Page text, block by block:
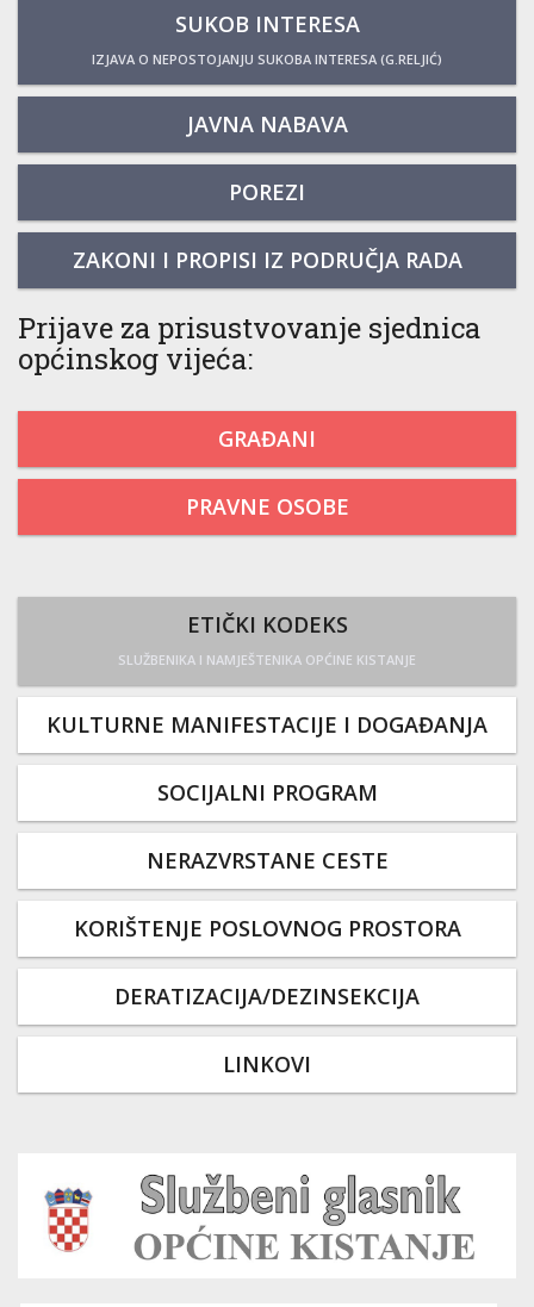
SUKOB INTERESA
IZJAVA O NEPOSTOJANJU SUKOBA INTERESA (G.RELJIĆ)
JAVNA NABAVA
POREZI
ZAKONI I PROPISI IZ PODRUČJA RADA
Prijave za prisustvovanje sjednica
općinskog vijeća:
GRAĐANI
PRAVNE OSOBE
ETIČKI KODEKS
SLUŽBENIKA I NAMJEŠTENIKA OPĆINE KISTANJE
KULTURNE MANIFESTACIJE I DOGAĐANJA
SOCIJALNI PROGRAM
NERAZVRSTANE CESTE
KORIŠTENJE POSLOVNOG PROSTORA
DERATIZACIJA/DEZINSEKCIJA
LINKOVI